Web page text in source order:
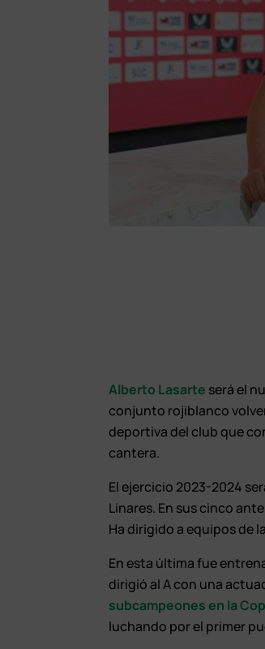
Alberto Lasarte será el
conjunto rojiblanco
deportiva del club que
cantera.
El ejercicio 2023-2024
Linares. En sus cinco
Ha dirigido a equipos de
En esta última fue
dirigió al A con una
subcampeones en la
luchando por el primer